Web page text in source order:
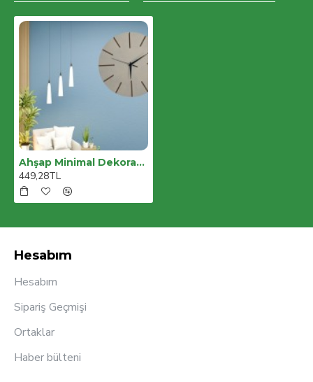
Ahşap Minimal Dekoratif Duvar Saati - 33x33 Cm Krem
449,28TL
Hesabım
Hesabım
Sipariş Geçmişi
Ortaklar
Haber bülteni